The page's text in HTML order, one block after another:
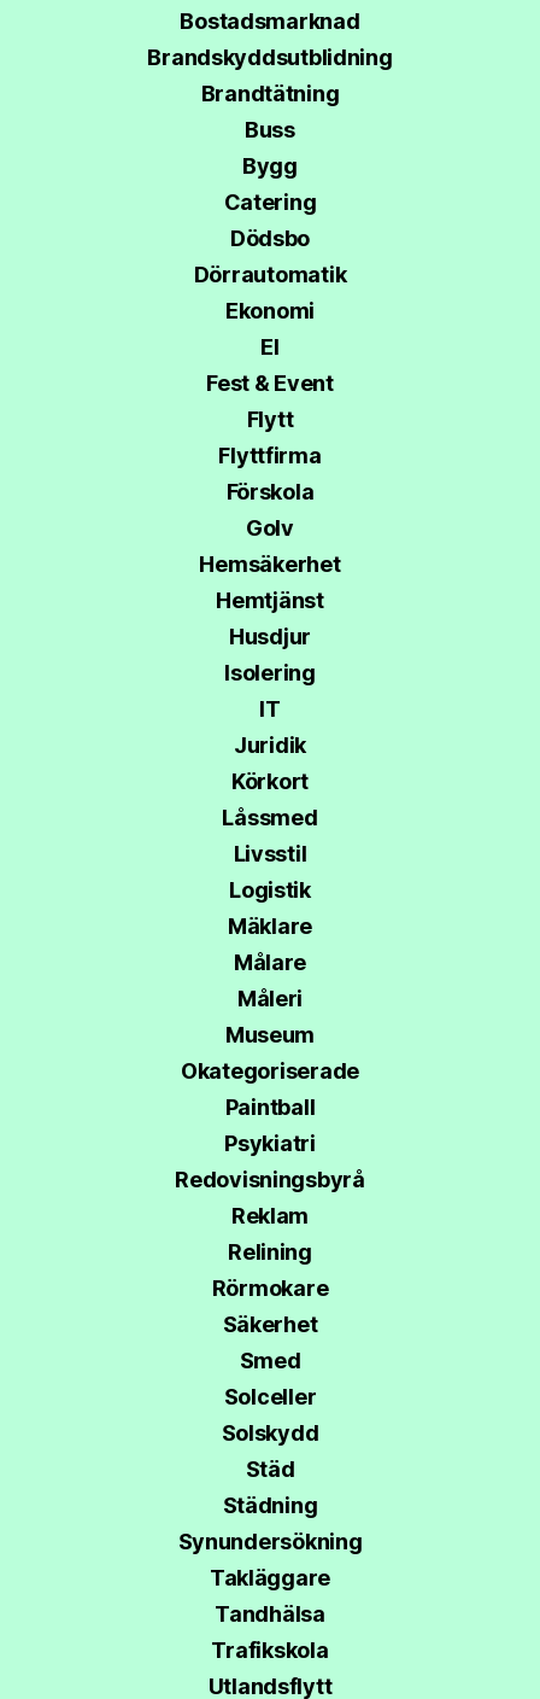
Bostadsmarknad
Brandskyddsutblidning
Brandtätning
Buss
Bygg
Catering
Dödsbo
Dörrautomatik
Ekonomi
El
Fest & Event
Flytt
Flyttfirma
Förskola
Golv
Hemsäkerhet
Hemtjänst
Husdjur
Isolering
IT
Juridik
Körkort
Låssmed
Livsstil
Logistik
Mäklare
Målare
Måleri
Museum
Okategoriserade
Paintball
Psykiatri
Redovisningsbyrå
Reklam
Relining
Rörmokare
Säkerhet
Smed
Solceller
Solskydd
Städ
Städning
Synundersökning
Takläggare
Tandhälsa
Trafikskola
Utlandsflytt